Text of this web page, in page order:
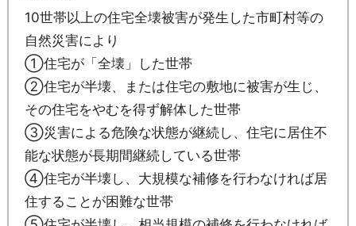
10世帯以上の住宅全壊被害が発生した市町村等の
自然災害により
①住宅が「全壊」した世帯
②住宅が半壊、または住宅の敷地に被害が生じ、
その住宅をやむを得ず解体した世帯
③災害による危険な状態が継続し、住宅に居住不
能な状態が長期間継続している世帯
④住宅が半壊し、大規模な補修を行わなければ居
住することが困難な世帯